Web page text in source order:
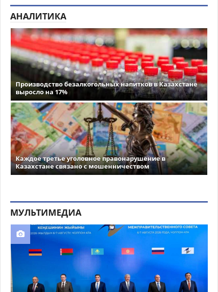
АНАЛИТИКА
Производство безалкогольных напитков в Казахстане
выросло на 17%
Каждое третье уголовное правонарушение в
Казахстане связано с мошенничеством
МУЛЬТИМЕДИА